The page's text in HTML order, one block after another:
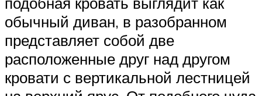
обычный диван, в разобранном
представляет собой две
расположенные друг над другом
кровати с вертикальной лестницей